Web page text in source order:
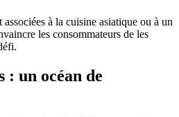
à la cuisine asiatique ou à un
les consommateurs de les
: un océan de